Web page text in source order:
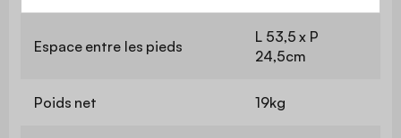
Espace entre les pieds
L 53,5 x P
24,5cm
Poids net 19kg